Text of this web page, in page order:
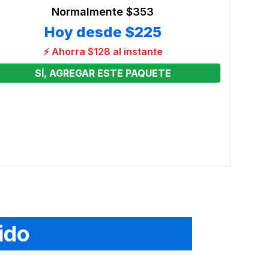
Normalmente $353
Hoy desde $225
⚡ Ahorra $128 al instante
SÍ, AGREGAR ESTE PAQUETE